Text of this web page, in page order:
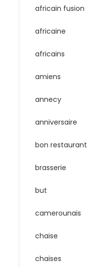
africain fusion
africaine
africains
amiens
annecy
anniversaire
bon restaurant
brasserie
but
camerounais
chaise
chaises